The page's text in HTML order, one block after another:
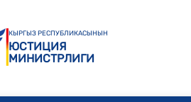
КЫРГЫЗ РЕСПУБЛИКАСЫНЫН
ЮСТИЦИЯ
МИНИСТРЛИГИ